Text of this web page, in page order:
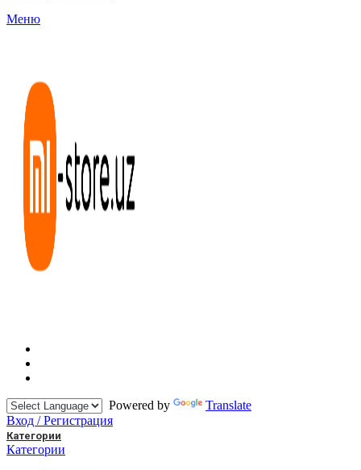
Меню
Powered by
Translate
Вход / Регистрация
Категории
Категории